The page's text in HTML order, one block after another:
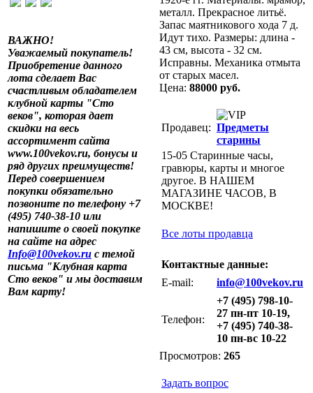
ВАЖНО!
Уважаемый покупатель!
Приобретение данного
лота сделает Вас
счастливым обладателем
клубной карты "Сто
веков", которая дает
скидки на весь
ассортимент сайта
www.100vekov.ru, бонусы и
ряд других преимуществ!
Перед совершением
покупки обязательно
позвоните по телефону +7
(495) 740-38-10 или
напишите о своей покупке
на сайте на адрес
Info@100vekov.ru с темой
письма "Клубная карта
Сто веков" и мы доставим
Вам карту!
металл. Прекрасное литьё.
Запас маятникового хода 7 д.
Идут тихо. Размеры: длина -
43 см, высота - 32 см.
Исправны. Механика отмыта
от старых масел.
Цена: 88000 руб.
Продавец: Предметы
старины
15-05 Старинные часы,
гравюры, карты и многое
другое. В НАШЕМ
МАГАЗИНЕ ЧАСОВ, В
МОСКВЕ!
Все лоты продавца
Контактные данные:
E-mail:
info@100vekov.ru
Телефон:
+7 (495) 798-10-
27 пн-пт 10-19,
+7 (495) 740-38-
10 пн-вс 10-22
Просмотров: 265
Задать вопрос